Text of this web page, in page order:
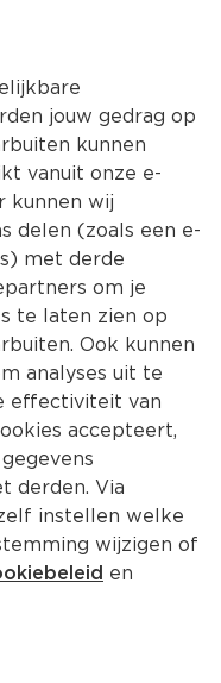
Kies jouw
jouw gedrag op
kunnen
vanuit onze e-
kunnen wij
delen (zoals een e-
met derde
om je
te laten zien op
Ook kunnen
analyses uit te
effectiviteit van
accepteert,
derden. Via
instellen welke
wijzigen of
en